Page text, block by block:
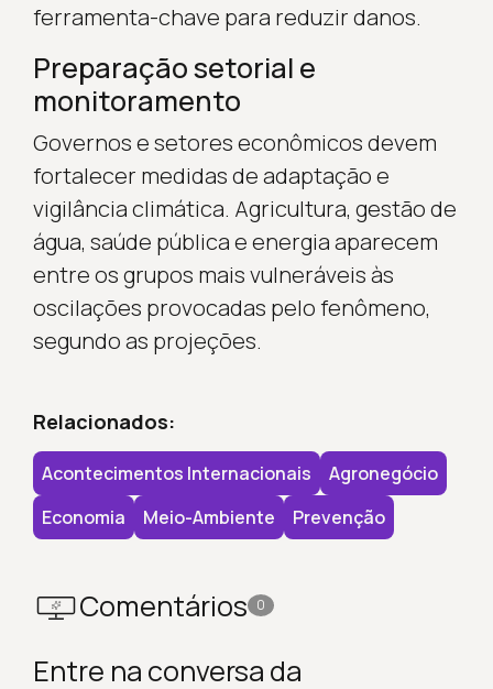
ferramenta-chave para reduzir danos.
Preparação setorial e
monitoramento
Governos e setores econômicos devem
fortalecer medidas de adaptação e
vigilância climática. Agricultura, gestão de
água, saúde pública e energia aparecem
entre os grupos mais vulneráveis às
oscilações provocadas pelo fenômeno,
segundo as projeções.
Relacionados:
Acontecimentos Internacionais
Agronegócio
Economia
Meio-Ambiente Prevenção
Comentários 0
Entre na conversa da